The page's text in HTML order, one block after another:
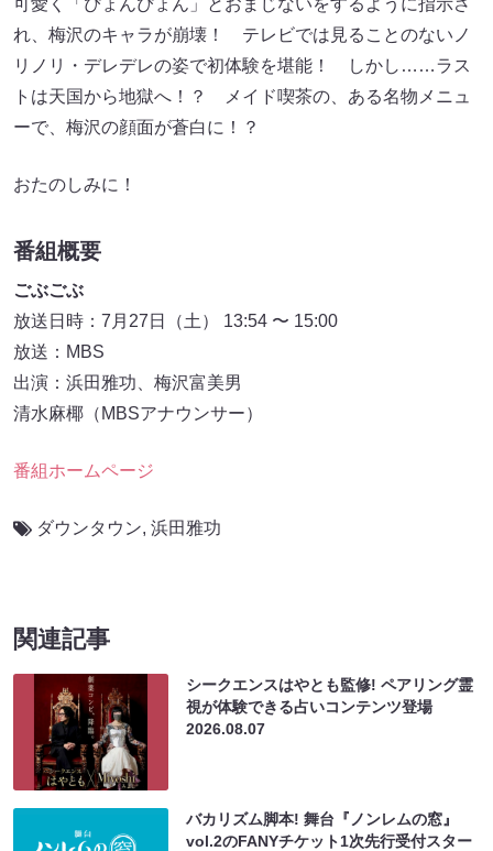
れ、梅沢のキャラが崩壊！ テレビでは見ることのないノ
リノリ・デレデレの姿で初体験を堪能！ しかし……ラス
トは天国から地獄へ！？ メイド喫茶の、ある名物メニュ
ーで、梅沢の顔面が蒼白に！？
おたのしみに！
番組概要
ごぶごぶ
放送日時：7月27日（土） 13:54 〜 15:00
放送：MBS
出演：浜田雅功、梅沢富美男
清水麻椰（MBSアナウンサー）
番組ホームページ
ダウンタウン, 浜田雅功
関連記事
シークエンスはやとも監修! ペアリング霊
視が体験できる占いコンテンツ登場
2026.08.07
バカリズム脚本! 舞台『ノンレムの窓』
vol.2のFANYチケット1次先行受付スター